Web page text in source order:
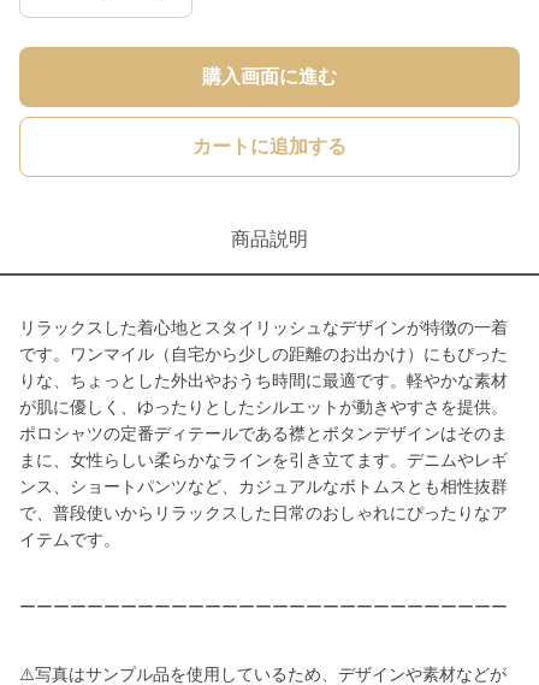
購入画面に進む
カートに追加する
商品説明
リラックスした着心地とスタイリッシュなデザインが特徴の一着
です。ワンマイル（自宅から少しの距離のお出かけ）にもぴった
りな、ちょっとした外出やおうち時間に最適です。軽やかな素材
が肌に優しく、ゆったりとしたシルエットが動きやすさを提供。
ポロシャツの定番ディテールである襟とボタンデザインはそのま
まに、女性らしい柔らかなラインを引き立てます。デニムやレギ
ンス、ショートパンツなど、カジュアルなボトムスとも相性抜群
で、普段使いからリラックスした日常のおしゃれにぴったりなア
イテムです。
ーーーーーーーーーーーーーーーーーーーーーーーーーーーーー
⚠️写真はサンプル品を使用しているため、デザインや素材などが